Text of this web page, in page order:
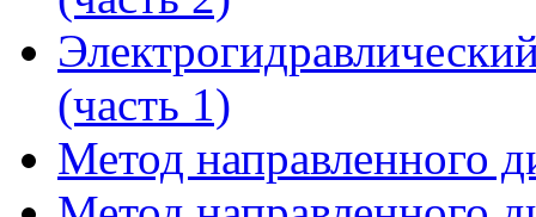
(часть 1)
Метод направленного